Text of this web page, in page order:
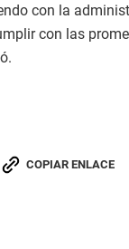
con la
con las
COPIAR ENLACE